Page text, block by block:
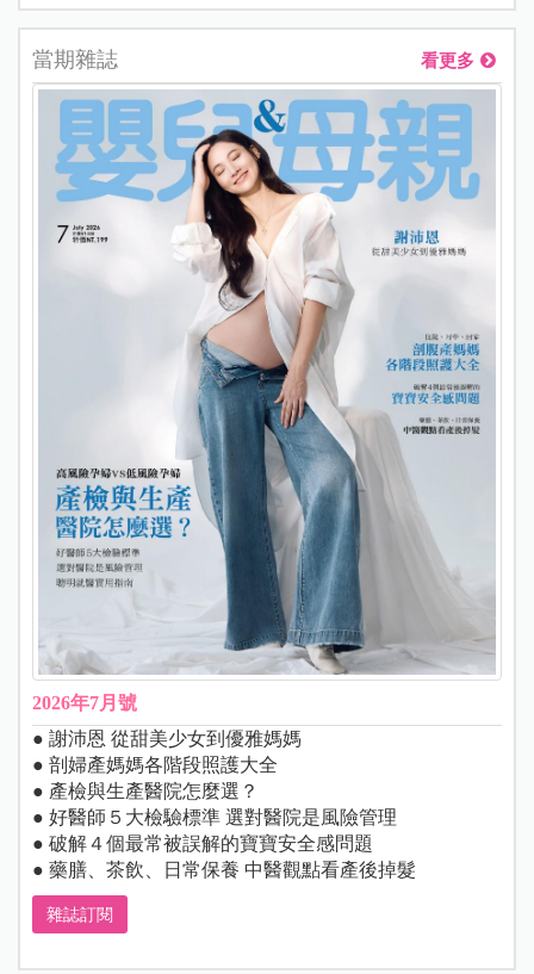
當期雜誌 看更多
2026年7月號
● 謝沛恩 從甜美少女到優雅媽媽
● 剖婦產媽媽各階段照護大全
● 產檢與生產醫院怎麼選？
● 好醫師５大檢驗標準 選對醫院是風險管理
● 破解４個最常被誤解的寶寶安全感問題
● 藥膳、茶飲、日常保養 中醫觀點看產後掉髮
雜誌訂閱